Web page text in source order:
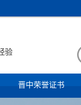
验
晋中荣誉证书